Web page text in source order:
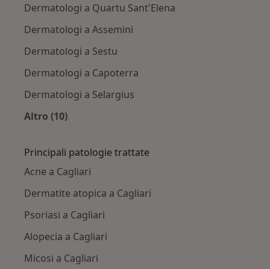
Dermatologi a Quartu Sant'Elena
Dermatologi a Assemini
Dermatologi a Sestu
Dermatologi a Capoterra
Dermatologi a Selargius
Altro (10)
Principali patologie trattate
Acne a Cagliari
Dermatite atopica a Cagliari
Psoriasi a Cagliari
Alopecia a Cagliari
Micosi a Cagliari